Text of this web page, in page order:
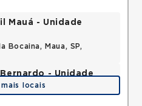
Mauá - Unidade
Bocaina, Maua, SP,
- Unidade
Assuncao, Sao Bernardo
locais